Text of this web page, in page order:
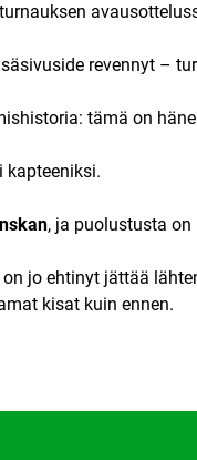
revennyt –
tämä on
kapteeniksi.
, ja puolustusta on
jo ehtinyt jättää
kisat kuin ennen.